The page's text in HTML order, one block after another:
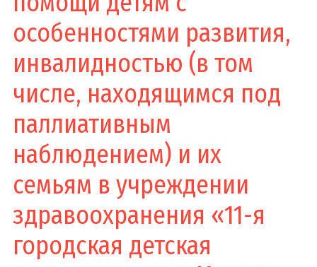
особенностями развития,
инвалидностью (в том
числе, находящимся под
паллиативным
наблюдением) и их
семьям в учреждении
здравоохранения «11-я
городская детская